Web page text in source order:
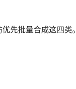
先批量合成这四类。